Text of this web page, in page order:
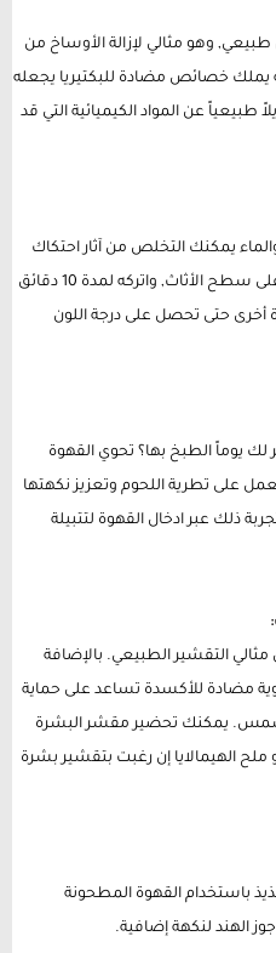
وهو مثالي لإزالة الأوساخ من
خصائص مضادة للبكتيريا يجعله
طبيعياً عن المواد الكيميائية التي قد
يمكنك التخلص من آثار احتكاك
الأثاث الخشبي. افرك العجينة المبللة على سطح الأثاث, واتركه لمدة 10 دقائق
حتى تحصل على درجة اللون
يوماً الطبخ بها؟ تحوي القهوة
على تطرية اللحوم وتعزيز نكهتها
ذلك عبر ادخال القهوة لتتبيلة
التقشير الطبيعي. بالإضافة
مضادة للأكسدة تساعد على حماية
يمكنك تحضير مقشر البشرة
ملح الهيمالايا إن رغبت بتقشير بشرة
باستخدام القهوة المطحونة
جوز الهند لنكهة إضافية.